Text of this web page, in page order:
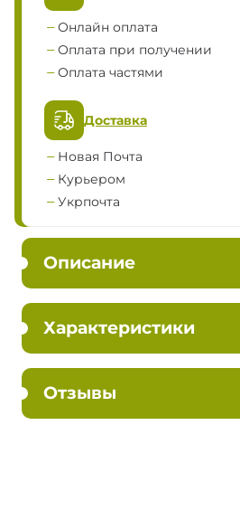
Онлайн оплата
Оплата при получении
Оплата частями
Доставка
Новая Почта
Курьером
Укрпочта
Описание
Характеристики
Отзывы